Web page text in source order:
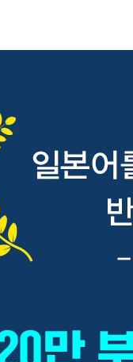
.
아 주세요.
있습니다.
거죠?
요.
니다.
전! 연습문제)
N5 / N4 모의고사 및